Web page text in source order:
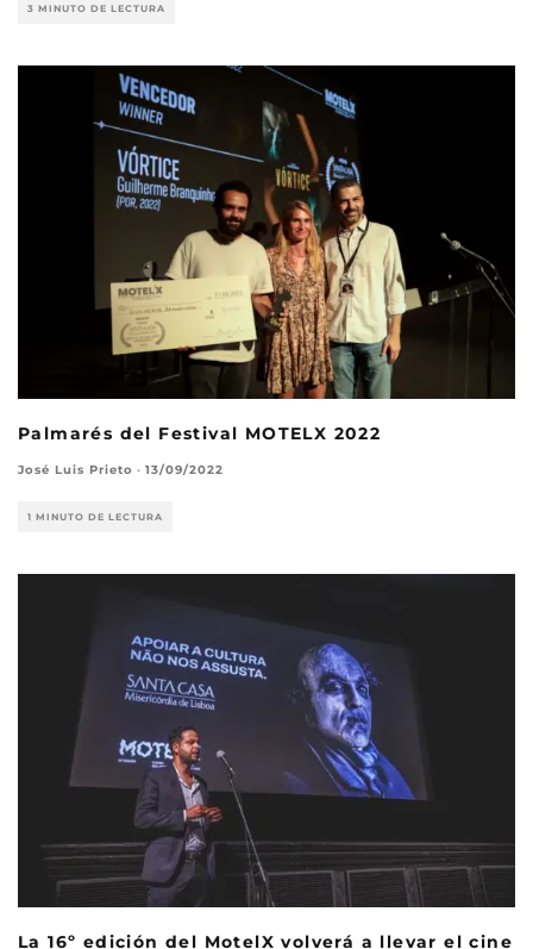
3 MINUTO DE LECTURA
Palmarés del Festival MOTELX 2022
José Luis Prieto · 13/09/2022
1 MINUTO DE LECTURA
La 16º edición del MotelX volverá a llevar el cine